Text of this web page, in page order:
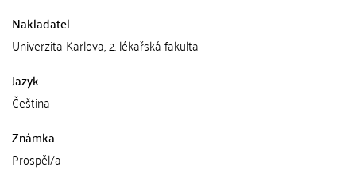
Nakladatel
Univerzita Karlova, 2. lékařská fakulta
Jazyk
Čeština
Známka
Prospěl/a